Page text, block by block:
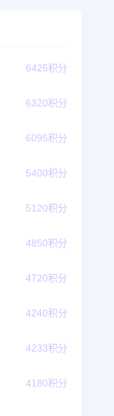
6425积分
6320积分
6095积分
5400积分
5120积分
4850积分
4720积分
4240积分
4233积分
4180积分